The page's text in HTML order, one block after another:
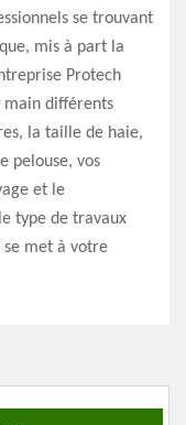
se trouvant
mis à part la
Protech
main différents
la taille de haie,
pelouse, vos
et le
type de travaux
se met à votre